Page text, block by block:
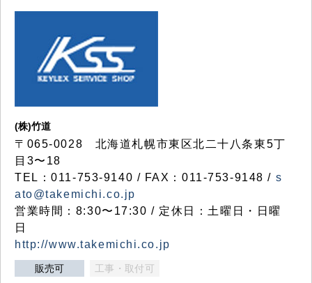
(株)竹道
〒065-0028 北海道札幌市東区北二十八条東5丁
目3〜18
TEL：011-753-9140 / FAX：011-753-9148 / s
ato@takemichi.co.jp
営業時間：8:30〜17:30 / 定休日：土曜日・日曜
日
http://www.takemichi.co.jp
販売可 工事・取付可